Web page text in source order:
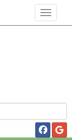
Toggle